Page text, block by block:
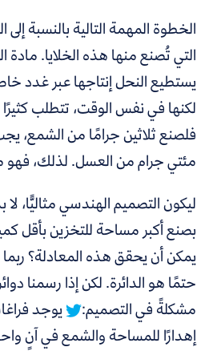
الخطوة المهمة التالية بالنسبة
التي تُصنع منها هذه الخلايا. مادة
يستطيع النحل إنتاجها عبر غدد
لكنها في نفس الوقت، تتطلب
فلصنع ثلاثين جرامًا من الشمع،
مئتي جرام من العسل. لذلك، فهو
ليكون التصميم الهندسي مثاليًّا، لا
بصنع أكبر مساحة للتخزين بأقل
يمكن أن يحقق هذه المعادلة؟
حتمًا هو الدائرة. لكن إذا رسمنا
مشكلةً في التصميم:
يوجد
إهدارًا للمساحة والشمع في آنٍ